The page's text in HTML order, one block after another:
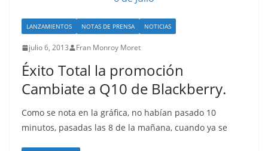
LANZAMIENTOS NOTAS DE PRENSA NOTICIAS
julio 6, 2013 Fran Monroy Moret
Éxito Total la promoción
Cambiate a Q10 de Blackberry.
Como se nota en la gráfica, no habían pasado 10
minutos, pasadas las 8 de la mañana, cuando ya se